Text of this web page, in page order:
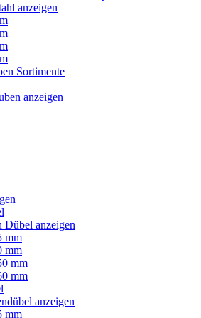
anzeigen
Sortimente
anzeigen
Dübel anzeigen
mm
mm
mm
mm
anzeigen
mm